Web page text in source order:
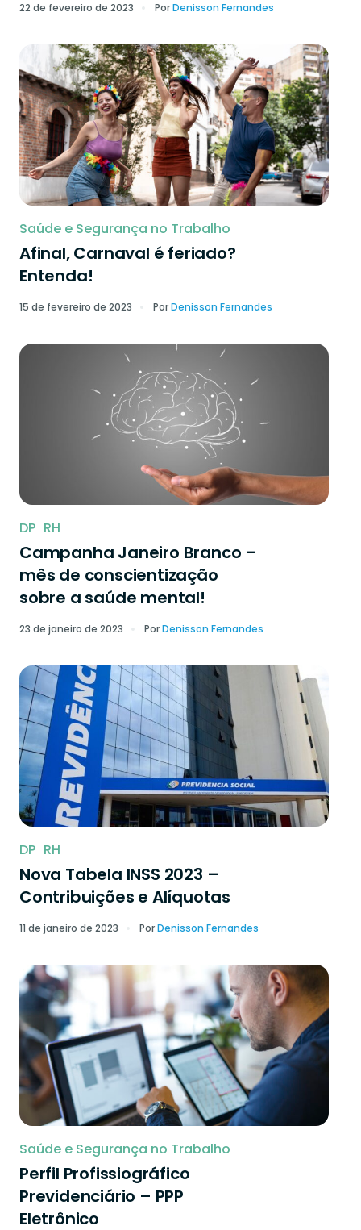
22 de fevereiro de 2023 PorDenisson Fernandes
Saúde e Segurança no Trabalho
Afinal, Carnaval é feriado?
Entenda!
15 de fevereiro de 2023 PorDenisson Fernandes
DP RH
Campanha Janeiro Branco –
mês de conscientização
sobre a saúde mental!
23 de janeiro de 2023 PorDenisson Fernandes
DP RH
Nova Tabela INSS 2023 –
Contribuições e Alíquotas
11 de janeiro de 2023 PorDenisson Fernandes
Saúde e Segurança no Trabalho
Perfil Profissiográfico
Previdenciário – PPP
Eletrônico